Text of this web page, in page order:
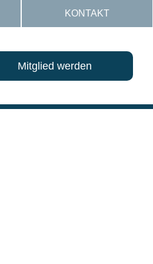
KONTAKT
Mitglied werden